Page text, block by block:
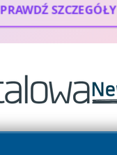
SZCZEGÓŁY